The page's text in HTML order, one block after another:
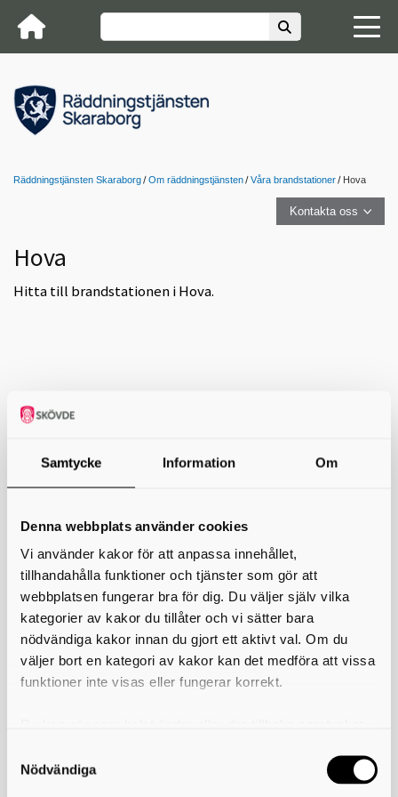
Samtycke Information Om
Denna webbplats använder cookies
Vi använder kakor för att anpassa innehållet,
tillhandahålla funktioner och tjänster som gör att
webbplatsen fungerar bra för dig. Du väljer själv vilka
kategorier av kakor du tillåter och vi sätter bara
nödvändiga kakor innan du gjort ett aktivt val. Om du
väljer bort en kategori av kakor kan det medföra att vissa
funktioner inte visas eller fungerar korrekt.
användning av kakor som du hittar längst ner på sidan
Nödvändiga
Räddningstjänsten Skaraborg Om räddningstjänsten Våra brandstationer Hova
Kontakta oss
Hova
Hitta till brandstationen i Hova.